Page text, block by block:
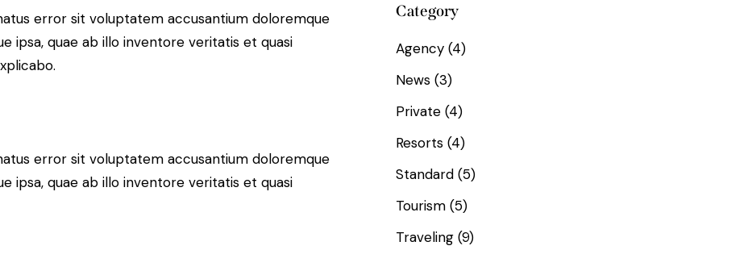
error sit voluptatem accusantium doloremque
ipsa, quae ab illo inventore veritatis et quasi
error sit voluptatem accusantium doloremque
ipsa, quae ab illo inventore veritatis et quasi
Category
Agency (4)
News (3)
Private (4)
Resorts (4)
Standard (5)
Tourism (5)
Traveling (9)